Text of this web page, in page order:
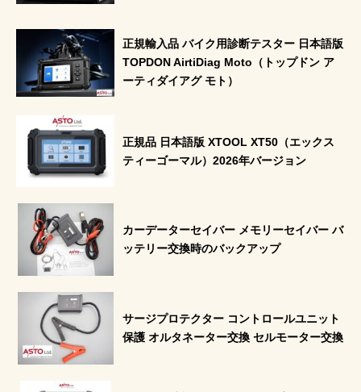
正規輸入品 バイク用診断テスター 日本語版
TOPDON AirtiDiag Moto（トップドン ア
ーティダイアグ モト）
正規品 日本語版 XTOOL XT50（エックス
ティーゴーマル）2026年バージョン
カーデーターセイバー メモリーセイバー バ
ッテリー交換時のバックアップ
サージプロテクター コントロールユニット
保護 オルタネーター交換 セルモーター交換